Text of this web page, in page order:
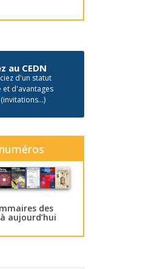
au CEDN
d'un statut
et d'avantages
des
aujourd’hui